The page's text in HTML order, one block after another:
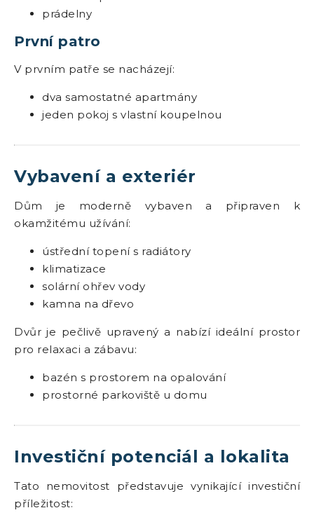
prádelny
První patro
V prvním patře se nacházejí:
dva samostatné apartmány
jeden pokoj s vlastní koupelnou
Vybavení a exteriér
Dům je moderně vybaven a připraven k
okamžitému užívání:
ústřední topení s radiátory
klimatizace
solární ohřev vody
kamna na dřevo
Dvůr je pečlivě upravený a nabízí ideální prostor
pro relaxaci a zábavu:
bazén s prostorem na opalování
prostorné parkoviště u domu
Investiční potenciál a lokalita
Tato nemovitost představuje vynikající investiční
příležitost: